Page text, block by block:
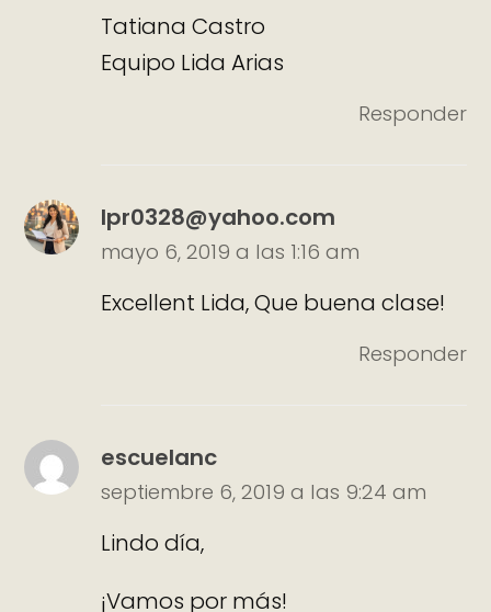
Tatiana Castro
Equipo Lida Arias
Responder
lpr0328@yahoo.com
mayo 6, 2019 a las 1:16 am
Excellent Lida, Que buena clase!
Responder
escuelanc
septiembre 6, 2019 a las 9:24 am
Lindo día,
¡Vamos por más!